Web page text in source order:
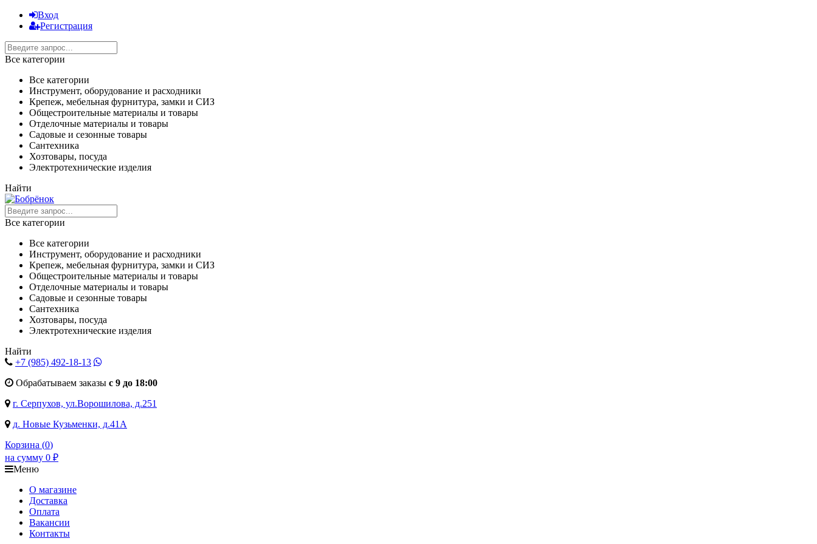
Вход
Регистрация
Все категории
Все категории
Инструмент, оборудование и расходники
Крепеж, мебельная фурнитура, замки и СИЗ
Общестроительные материалы и товары
Отделочные материалы и товары
Садовые и сезонные товары
Сантехника
Хозтовары, посуда
Электротехнические изделия
Найти
Все категории
Все категории
Инструмент, оборудование и расходники
Крепеж, мебельная фурнитура, замки и СИЗ
Общестроительные материалы и товары
Отделочные материалы и товары
Садовые и сезонные товары
Сантехника
Хозтовары, посуда
Электротехнические изделия
Найти
+7 (985) 492-18-13
Обрабатываем заказы с 9 до 18:00
г. Серпухов, ул.Ворошилова, д.251
д. Новые Кузьменки, д.41А
Корзина (0)
на сумму 0 ₽
Меню
О магазине
Доставка
Оплата
Вакансии
Контакты